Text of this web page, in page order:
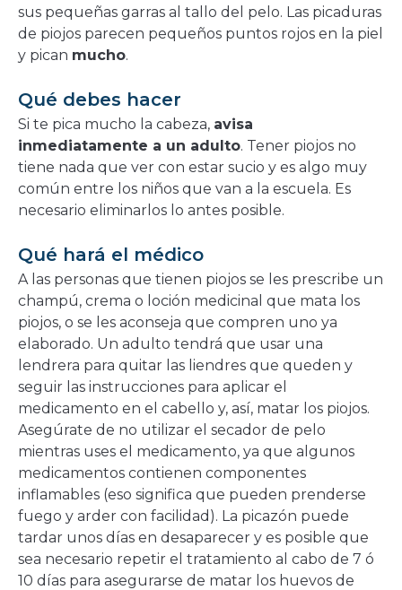
sus pequeñas garras al tallo del pelo. Las picaduras
de piojos parecen pequeños puntos rojos en la piel
y pican mucho.
Qué debes hacer
Si te pica mucho la cabeza, avisa
inmediatamente a un adulto. Tener piojos no
tiene nada que ver con estar sucio y es algo muy
común entre los niños que van a la escuela. Es
necesario eliminarlos lo antes posible.
Qué hará el médico
A las personas que tienen piojos se les prescribe un
champú, crema o loción medicinal que mata los
piojos, o se les aconseja que compren uno ya
elaborado. Un adulto tendrá que usar una
lendrera para quitar las liendres que queden y
seguir las instrucciones para aplicar el
medicamento en el cabello y, así, matar los piojos.
Asegúrate de no utilizar el secador de pelo
mientras uses el medicamento, ya que algunos
medicamentos contienen componentes
inflamables (eso significa que pueden prenderse
fuego y arder con facilidad). La picazón puede
tardar unos días en desaparecer y es posible que
sea necesario repetir el tratamiento al cabo de 7 ó
10 días para asegurarse de matar los huevos de